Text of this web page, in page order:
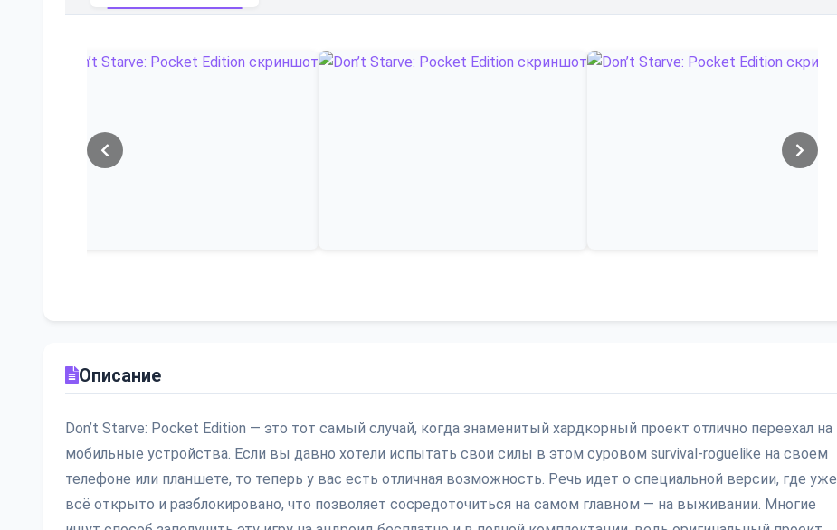
Описание
Don’t Starve: Pocket Edition — это тот самый случай, когда знаменитый хардкорный проект отлично переехал на
мобильные устройства. Если вы давно хотели испытать свои силы в этом суровом survival-roguelike на своем
телефоне или планшете, то теперь у вас есть отличная возможность. Речь идет о специальной версии, где уже
всё открыто и разблокировано, что позволяет сосредоточиться на самом главном — на выживании. Многие